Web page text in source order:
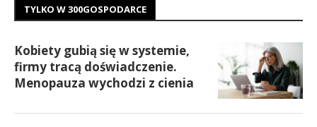
TYLKO W 300GOSPODARCE
Kobiety gubią się w systemie,
firmy tracą doświadczenie.
Menopauza wychodzi z cienia